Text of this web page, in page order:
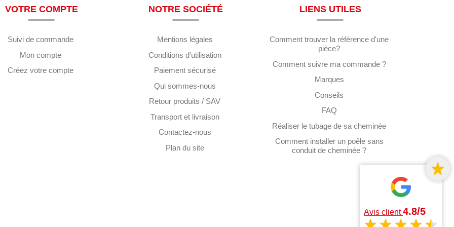
Avis client4.8/5
VOTRE COMPTE
Suivi de commande
Mon compte
Créez votre compte
NOTRE SOCIÉTÉ
Mentions légales
Conditions d'utilisation
Paiement sécurisé
Qui sommes-nous
Retour produits / SAV
Transport et livraison
Contactez-nous
Plan du site
LIENS UTILES
Comment trouver la référence d'une
pièce?
Comment suivre ma commande ?
Marques
Conseils
FAQ
Réaliser le tubage de sa cheminée
Comment installer un poêle sans
conduit de cheminée ?